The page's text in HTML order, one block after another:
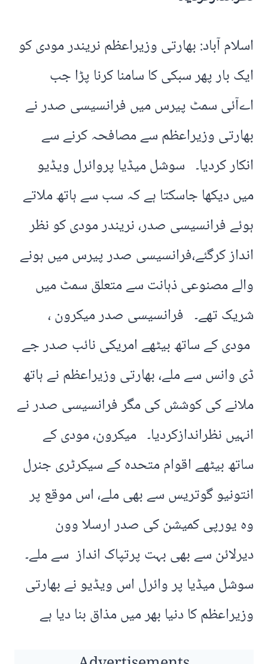
اسلام آباد: بھارتی وزیراعظم نریندر مودی کو
ایک بار پھر سبکی کا سامنا کرنا پڑا جب
اےآئی سمٹ پیرس میں فرانسیسی صدر نے
بھارتی وزیراعظم سے مصافحہ کرنے سے
انکار کردیا۔ سوشل میڈیا پروائرل ویڈیو
میں دیکھا جاسکتا ہے کہ سب سے ہاتھ ملاتے
ہوئے فرانسیسی صدر، نریندر مودی کو نظر
انداز کرگئے،فرانسیسی صدر پیرس میں ہونے
والے مصنوعی ذہانت سے متعلق سمٹ میں
شریک تھے۔ فرانسیسی صدر میکرون ،
مودی کے ساتھ بیٹھے امریکی نائب صدر جے
ڈی وانس سے ملے، بھارتی وزیراعظم نے ہاتھ
ملانے کی کوشش کی مگر فرانسیسی صدر نے
انہیں نظراندازکردیا۔ میکرون، مودی کے
ساتھ بیٹھے اقوام متحدہ کے سیکرٹری جنرل
انتونیو گوتریس سے بھی ملے، اس موقع پر
وہ یورپی کمیشن کی صدر ارسلا وون
دیرلائن سے بھی بہت پرتپاک انداز سے ملے۔
سوشل میڈیا پر وائرل اس ویڈیو نے بھارتی
وزیراعظم کا دنیا بھر میں مذاق بنا دیا ہے